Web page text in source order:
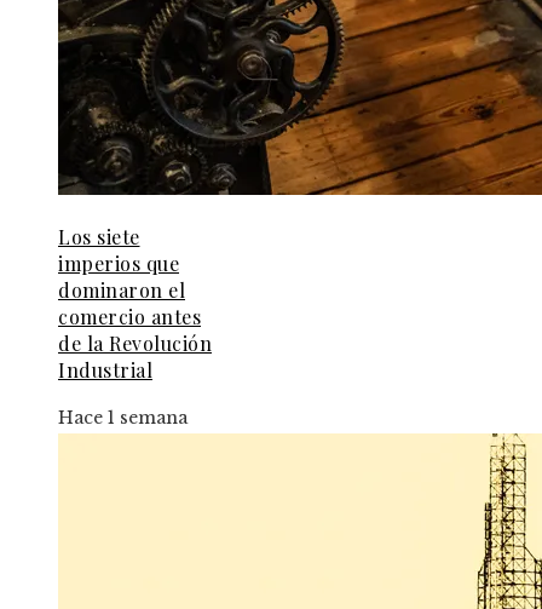
Los siete
imperios que
dominaron el
comercio antes
de la Revolución
Industrial
Hace 1 semana